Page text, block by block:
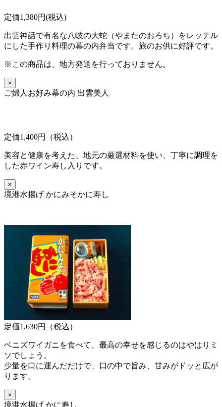
定価1,380円(税込)
出雲神話で有名な八岐の大蛇（やまたのおろち）をレッテル
にした手作り料理の幕の内弁当です。旅のお供に好評です。
※この商品は、地方発送を行っておりません。
×
ご婦人お好み幕の内 出雲美人
定価1,400円（税込）
美容と健康を考えた、地元の厳選材料を使い、丁寧に調理を
した赤ワイン寿し入りです。
×
境港水揚げ かにみそかに寿し
定価1,630円（税込）
ベニズワイガニを食べて、最高の幸せを感じるのはやはりミ
ソでしょう。
少量を口に運んだだけで、口の中で旨み、甘みがドッと広が
ります。
×
境港水揚げ かに寿し